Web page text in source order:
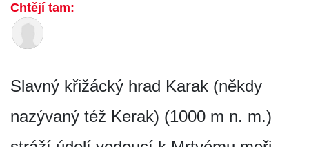
Chtějí tam:
Slavný křižácký hrad Karak (někdy
nazývaný též Kerak) (1000 m n. m.)